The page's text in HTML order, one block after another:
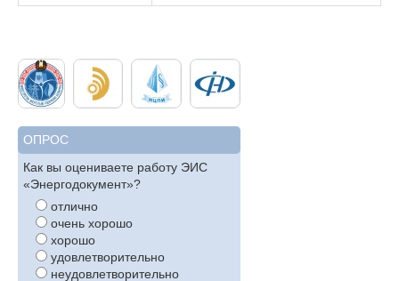
ОПРОС
Как вы оцениваете работу ЭИС
«Энергодокумент»?
отлично
очень хорошо
хорошо
удовлетворительно
неудовлетворительно